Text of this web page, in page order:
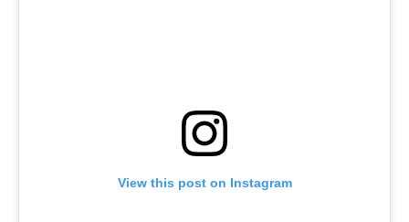
View this post on Instagram